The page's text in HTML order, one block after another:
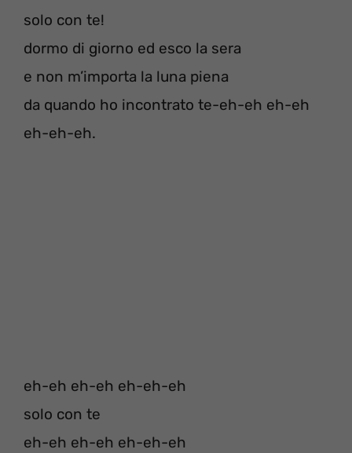
solo con te!
dormo di giorno ed esco la sera
e non m’importa la luna piena
da quando ho incontrato te-eh-eh eh-eh
eh-eh-eh.
eh-eh eh-eh eh-eh-eh
solo con te
eh-eh eh-eh eh-eh-eh